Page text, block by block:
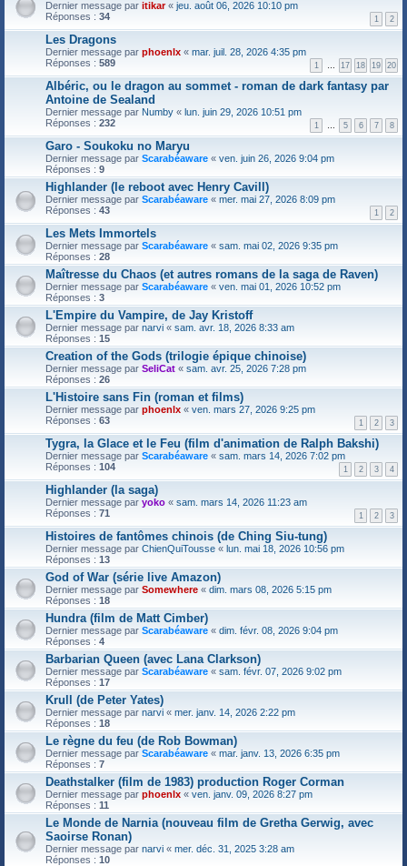
Dernier message par itikar« jeu. août 06, 2026 10:10 pm
Réponses : 34 1 2
Les Dragons
Dernier message par phoenlx « mar. juil. 28, 2026 4:35 pm
Réponses : 589 1 … 17 18 19 20
Albéric, ou le dragon au sommet - roman de dark fantasy par
Antoine de Sealand
Dernier message par Numby « lun. juin 29, 2026 10:51 pm
Réponses : 232 1 … 5 6 7 8
Garo - Soukoku no Maryu
Dernier message par Scarabéaware « ven. juin 26, 2026 9:04 pm
Réponses : 9
Highlander (le reboot avec Henry Cavill)
Dernier message par Scarabéaware « mer. mai 27, 2026 8:09 pm
Réponses : 43 1 2
Les Mets Immortels
Dernier message par Scarabéaware « sam. mai 02, 2026 9:35 pm
Réponses : 28
Maîtresse du Chaos (et autres romans de la saga de Raven)
Dernier message par Scarabéaware « ven. mai 01, 2026 10:52 pm
Réponses : 3
L'Empire du Vampire, de Jay Kristoff
Dernier message par narvi « sam. avr. 18, 2026 8:33 am
Réponses : 15
Creation of the Gods (trilogie épique chinoise)
Dernier message par SeliCat « sam. avr. 25, 2026 7:28 pm
Réponses : 26
L'Histoire sans Fin (roman et films)
Dernier message par phoenlx « ven. mars 27, 2026 9:25 pm
Réponses : 63 1 2 3
Tygra, la Glace et le Feu (film d'animation de Ralph Bakshi)
Dernier message par Scarabéaware « sam. mars 14, 2026 7:02 pm
Réponses : 104 1 2 3 4
Highlander (la saga)
Dernier message par yoko « sam. mars 14, 2026 11:23 am
Réponses : 71 1 2 3
Histoires de fantômes chinois (de Ching Siu-tung)
Dernier message par ChienQuiTousse « lun. mai 18, 2026 10:56 pm
Réponses : 13
God of War (série live Amazon)
Dernier message par Somewhere « dim. mars 08, 2026 5:15 pm
Réponses : 18
Hundra (film de Matt Cimber)
Dernier message par Scarabéaware « dim. févr. 08, 2026 9:04 pm
Réponses : 4
Barbarian Queen (avec Lana Clarkson)
Dernier message par Scarabéaware « sam. févr. 07, 2026 9:02 pm
Réponses : 17
Krull (de Peter Yates)
Dernier message par narvi « mer. janv. 14, 2026 2:22 pm
Réponses : 18
Le règne du feu (de Rob Bowman)
Dernier message par Scarabéaware « mar. janv. 13, 2026 6:35 pm
Réponses : 7
Deathstalker (film de 1983) production Roger Corman
Dernier message par phoenlx « ven. janv. 09, 2026 8:27 pm
Réponses : 11
Le Monde de Narnia (nouveau film de Gretha Gerwig, avec
Saoirse Ronan)
Dernier message par narvi « mer. déc. 31, 2025 3:28 am
Réponses : 10